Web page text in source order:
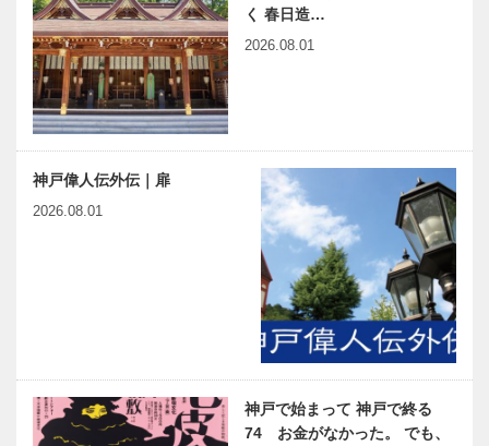
く 春日造…
2026.08.01
神戸偉人伝外伝｜扉
2026.08.01
神戸で始まって 神戸で終る
74 お金がなかった。 でも、